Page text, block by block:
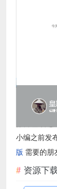
小编之前发
版 需要的朋
资源下